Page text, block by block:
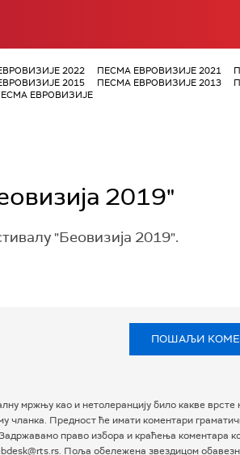
2022 ПЕСМА ЕВРОВИЗИЈЕ 2021
2015 ПЕСМА ЕВРОВИЗИЈЕ 2013
ЕВРОВИЗИЈЕ
2019"
"Беовизија 2019".
ПОШАЉИ
мржњу као и нетолеранцију било какве врсте
чланка. Предност ће имати коментари
право избора и краћења коментара
Поља обележена звездицом